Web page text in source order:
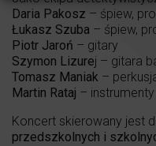
Daria Pakosz – śpiew,
Łukasz Szuba – śpiew,
Piotr Jaroń – gitary
Szymon Lizurej – gitara
Tomasz Maniak –
Martin Rataj –
Koncert skierowany jest
przedszkolnych i